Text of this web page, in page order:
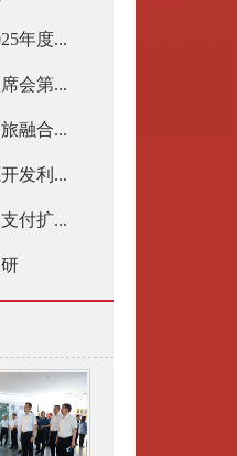
年度...
会第...
融合...
发利...
付扩...